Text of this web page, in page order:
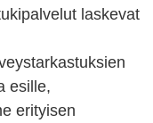
laskevat
esille,
erityisen